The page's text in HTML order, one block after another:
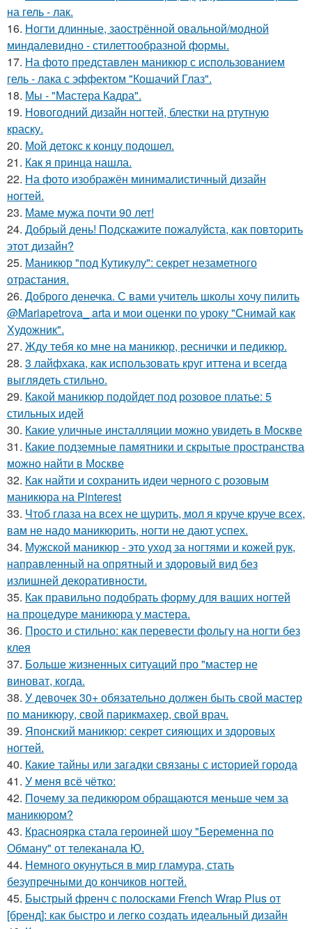
на гель - лак.
16. Ногти длинные, заострённой овальной/модной
миндалевидно - стилеттообразной формы.
17. На фото представлен маникюр с использованием
гель - лака с эффектом "Кошачий Глаз".
18. Мы - "Мастера Кадра".
19. Новогодний дизайн ногтей, блестки на ртутную
краску.
20. Мой детокс к концу подошел.
21. Как я принца нашла.
22. На фото изображён минималистичный дизайн
ногтей.
23. Маме мужа почти 90 лет!
24. Добрый день! Подскажите пожалуйста, как повторить
этот дизайн?
25. Маникюр "под Кутикулу": секрет незаметного
отрастания.
26. Доброго денечка. С вами учитель школы хочу пилить
@Mariapetrova_ artа и мои оценки по уроку "Снимай как
Художник".
27. Жду тебя ко мне на маникюр, реснички и педикюр.
28. 3 лайфхака, как использовать круг иттена и всегда
выглядеть стильно.
29. Какой маникюр подойдет под розовое платье: 5
стильных идей
30. Какие уличные инсталляции можно увидеть в Москве
31. Какие подземные памятники и скрытые пространства
можно найти в Москве
32. Как найти и сохранить идеи черного с розовым
маникюра на Pinterest
33. Чтоб глаза на всех не щурить, мол я круче круче всех,
вам не надо маникюрить, ногти не дают успех.
34. Мужской маникюр - это уход за ногтями и кожей рук,
направленный на опрятный и здоровый вид без
излишней декоративности.
35. Как правильно подобрать форму для ваших ногтей
на процедуре маникюра у мастера.
36. Просто и стильно: как перевести фольгу на ногти без
клея
37. Больше жизненных ситуаций про "мастер не
виноват, когда.
38. У девочек 30+ обязательно должен быть свой мастер
по маникюру, свой парикмахер, свой врач.
39. Японский маникюр: секрет сияющих и здоровых
ногтей.
40. Какие тайны или загадки связаны с историей города
41. У меня всё чётко:
42. Почему за педикюром обращаются меньше чем за
маникюром?
43. Красноярка стала героиней шоу "Беременна по
Обману" от телеканала Ю.
44. Немного окунуться в мир гламура, стать
безупречными до кончиков ногтей.
45. Быстрый френч с полосками French Wrap Plus от
[бренд]: как быстро и легко создать идеальный дизайн